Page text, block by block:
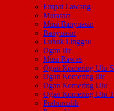
Empat Lawang
Muratara
Musi Banyuasin
Banyuasin
Lubuk Linggau
Ogan Ilir
Musi Rawas
Ogan Komering Ulu
Ogan Komering Ilir
Ogan Komering Ulu
Ogan Komering Ulu
Prabumulih